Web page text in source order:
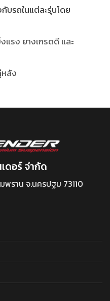
บรถในแต่ละรุ่นโดย
แรง ยางเกรดดี และ
ลัง
ดอร์ จำกัด
ราน จ.นครปฐม 73110